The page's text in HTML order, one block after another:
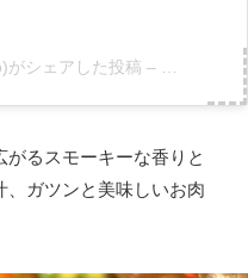
がシェアした投稿 – 2018年12
るスモーキーな香りと
、ガツンと美味しいお肉